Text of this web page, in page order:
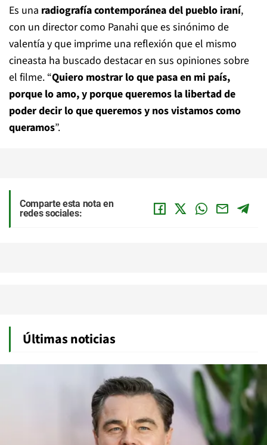
Es una radiografía contemporánea del pueblo iraní,
con un director como Panahi que es sinónimo de
valentía y que imprime una reflexión que el mismo
cineasta ha buscado destacar en sus opiniones sobre
el filme. “Quiero mostrar lo que pasa en mi país,
porque lo amo, y porque queremos la libertad de
poder decir lo que queremos y nos vistamos como
queramos”.
Comparte esta nota en
redes sociales:
Últimas noticias